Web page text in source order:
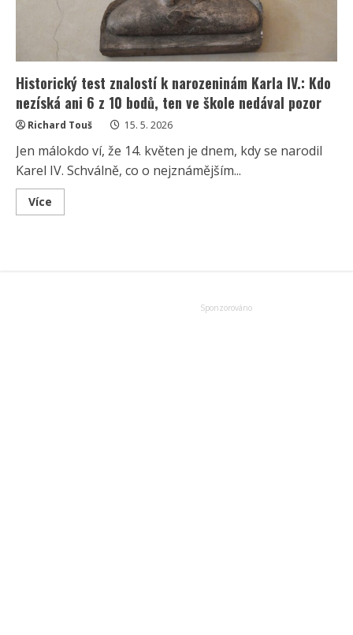
Historický test znalostí k narozeninám Karla IV.: Kdo
nezíská ani 6 z 10 bodů, ten ve škole nedával pozor
Richard Touš 15. 5. 2026
Jen málokdo ví, že 14. květen je dnem, kdy se narodil
Karel IV. Schválně, co o nejznámějším...
Více
more